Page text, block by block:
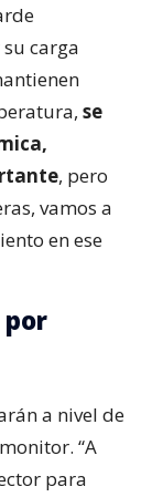
carga
se
, pero
vamos a
en ese
por
a nivel de
“A
para